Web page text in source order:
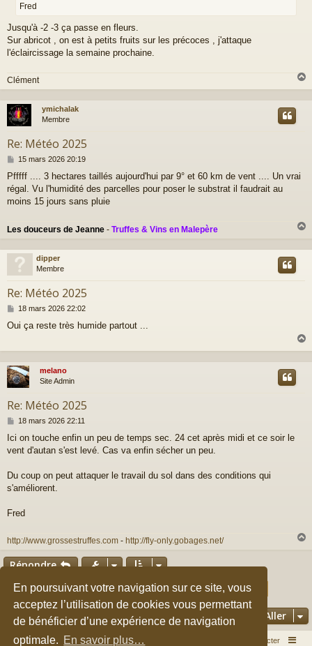
En poursuivant votre navigation sur ce site, vous
acceptez l’utilisation de cookies vous permettant
de bénéficier d’une expérience de navigation
optimale. En savoir plus…
Fred
Jusqu'à -2 -3 ça passe en fleurs.
Sur abricot , on est à petits fruits sur les précoces , j'attaque
l'éclaircissage la semaine prochaine.
Clément
a
ymichalak
Membre
Re: Météo 2025
M
s
s
a
15 mars 2026 20:19
Pfffff .... 3 hectares taillés aujourd'hui par 9° et 60 km de vent .... Un vrai
régal. Vu l'humidité des parcelles pour poser le substrat il faudrait au
moins 15 jours sans pluie
Les douceurs de Jeanne - Truffes & Vins en Malepère
u
dipper
Membre
Re: Météo 2025
M
s
a
e
18 mars 2026 22:02
Oui ça reste très humide partout ...
a
melano
Site Admin
Re: Météo 2025
M
s
s
g
18 mars 2026 22:11
Ici on touche enfin un peu de temps sec. 24 cet après midi et ce soir le
vent d'autan s'est levé. Cas va enfin sécher un peu.
Du coup on peut attaquer le travail du sol dans des conditions qui
s'améliorent.
Fred
http://www.grossestruffes.com - http://fly-only.gobages.net/
Répondre
607 messages Page41sur41
Précédent
1 … 37 38 39 40
Aller
Accueil du forum Nous contacter